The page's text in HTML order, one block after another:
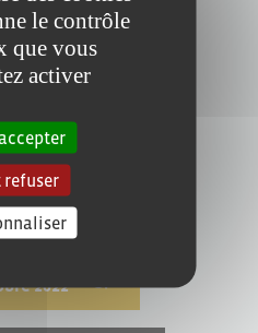
2023
2023
2022
2022
2022
le contrôle
que vous
activer
refuser